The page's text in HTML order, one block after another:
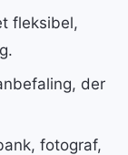
fleksibel,
der
fotograf,